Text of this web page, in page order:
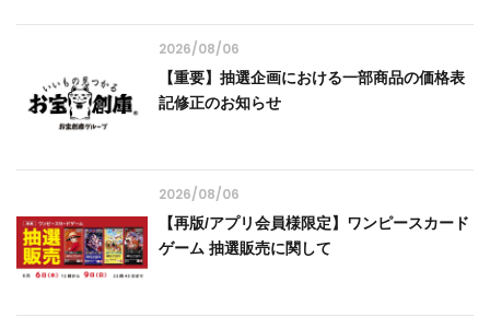
2026/08/06
【重要】抽選企画における一部商品の価格表
記修正のお知らせ
2026/08/06
【再版/アプリ会員様限定】ワンピースカード
ゲーム 抽選販売に関して